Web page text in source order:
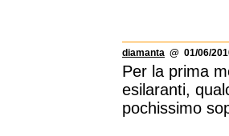
diamanta @ 01/06/
Per la prima
esilaranti,
pochissimo